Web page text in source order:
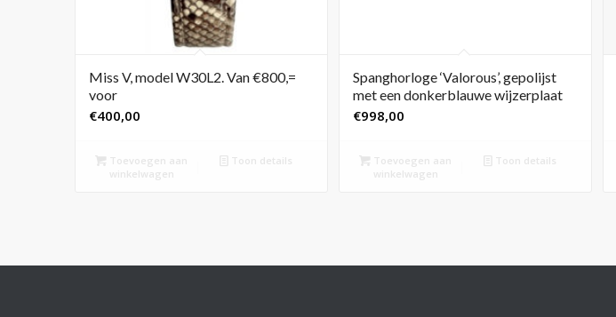
Miss V, model W30L2. Van €800,=
voor
€400,00
Toevoegen aan
winkelwagen
Toon details
Spanghorloge ‘Valorous’, gepolijst
met een donkerblauwe wijzerplaat
€998,00
Toevoegen aan
winkelwagen
Toon details